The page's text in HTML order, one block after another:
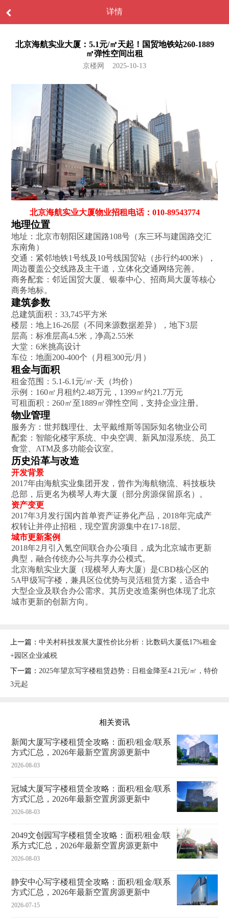
详情
北京海航实业大厦：5.1元/㎡天起！国贸地铁站260-1889
㎡弹性空间出租
京楼网 2025-10-13
北京海航实业大厦物业招租电话：010-89543774
地理位置‌
地址：北京市朝阳区建国路108号（东三环与建国路交汇
东南角）
交通：紧邻地铁1号线及10号线国贸站（步行约400米），
周边覆盖公交线路及主干道，立体化交通网络完善。
商务配套：邻近国贸大厦、银泰中心、招商局大厦等核心
商务地标。
建筑参数‌
总建筑面积：33,745平方米
楼层：地上16-26层（不同来源数据差异），地下3层
层高：标准层高4.5米，净高2.55米
大堂：6米挑高设计
车位：地面200-400个（月租300元/月）
租金与面积‌
租金范围：5.1-6.1元/㎡·天（均价）
示例：160㎡月租约2.48万元，1399㎡约21.7万元
可租面积：260㎡至1889㎡弹性空间，支持企业注册。
物业管理‌
服务方：世邦魏理仕、太平戴维斯等国际知名物业公司
配套：智能化楼宇系统、中央空调、新风加湿系统、员工
食堂、ATM及多功能会议室。
历史沿革与改造
开发背景‌
2017年由海航实业集团开发，曾作为海航物流、科技板块
总部，后更名为横琴人寿大厦（部分房源保留原名）。
资产变更‌
2017年3月发行国内首单资产证券化产品，2018年完成产
权转让并停止招租，现空置房源集中在17-18层。
城市更新案例‌
2018年2月引入氪空间联合办公项目，成为北京城市更新
典型，融合传统办公与共享办公模式。
北京海航实业大厦（现横琴人寿大厦）是CBD核心区的
5A甲级写字楼，兼具区位优势与灵活租赁方案，适合中
大型企业及联合办公需求。其历史改造案例也体现了北京
城市更新的创新方向。
上一篇： 中关村科技发展大厦性价比分析：比数码大厦低17%租金
+园区企业减税
下一篇： 2025年望京写字楼租赁趋势：日租金降至4.21元/㎡，特价
3元起
相关资讯
新闻大厦写字楼租赁全攻略：面积/租金/联系
方式汇总，2026年最新空置房源更新中
2026-08-03
冠城大厦写字楼租赁全攻略：面积/租金/联系
方式汇总，2026年最新空置房源更新中
2026-08-03
2049文创园写字楼租赁全攻略：面积/租金/联
系方式汇总，2026年最新空置房源更新中
2026-08-03
静安中心写字楼租赁全攻略：面积/租金/联系
方式汇总，2026年最新空置房源更新中
2026-07-15